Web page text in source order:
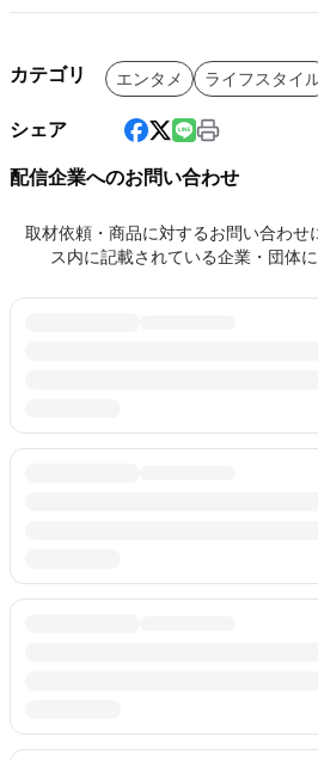
カテゴリ エンタメ ライフスタイ
シェア
配信企業へのお問い合わせ
取材依頼・商品に対するお問い合わせ
ス内に記載されている企業・団体